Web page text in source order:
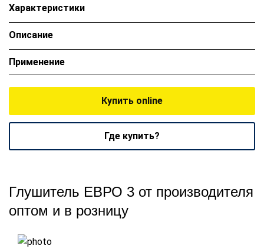
Характеристики
Описание
Применение
Купить online
Где купить?
Глушитель ЕВРО 3 от производителя
оптом и в розницу